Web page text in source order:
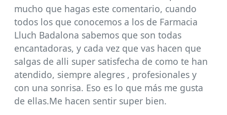
mucho que hagas este comentario, cuando
todos los que conocemos a los de Farmacia
Lluch Badalona sabemos que son todas
encantadoras, y cada vez que vas hacen que
salgas de alli super satisfecha de como te han
atendido, siempre alegres , profesionales y
con una sonrisa. Eso es lo que más me gusta
de ellas.Me hacen sentir super bien.